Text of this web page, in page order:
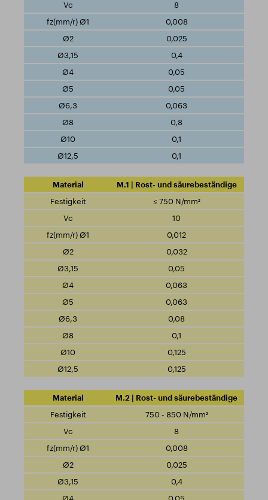
8
0,008
0,025
0,4
0,05
0,05
0,063
0,8
0,1
0,1
M.1 | Rost- und säurebeständige
≤ 750 N/mm²
10
0,012
0,032
0,05
0,063
0,063
0,08
0,1
0,125
0,125
M.2 | Rost- und säurebeständige
750 - 850 N/mm²
8
0,008
0,025
0,4